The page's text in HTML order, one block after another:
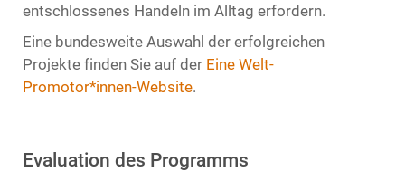
entschlossenes Handeln im Alltag erfordern.
Eine bundesweite Auswahl der erfolgreichen
Projekte finden Sie auf der Eine Welt-
Promotor*innen-Website.
Evaluation des Programms